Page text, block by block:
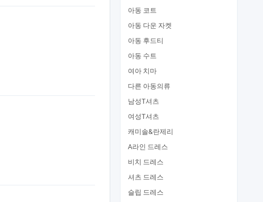
아동 코트
아동 다운 자켓
아동 후드티
아동 수트
여아 치마
다른 아동의류
남성T셔츠
여성T셔츠
캐미솔&란제리
A라인 드레스
비치 드레스
셔츠 드레스
슬립 드레스